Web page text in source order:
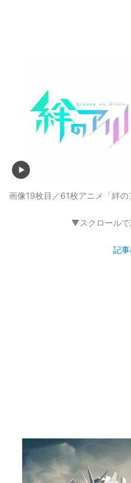
画像19枚目／61枚アニメ「絆
▼スクロール
記